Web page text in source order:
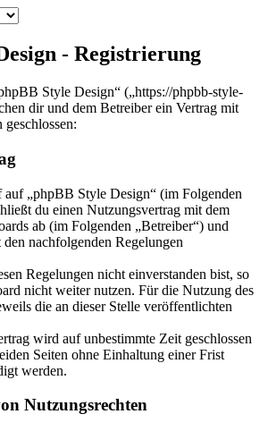
- Registrierung
Style Design“ („https://phpbb-style-
dir und dem Betreiber ein Vertrag mit
„phpBB Style Design“ (im Folgenden
du einen Nutzungsvertrag mit dem
ab (im Folgenden „Betreiber“) und
nachfolgenden Regelungen
Regelungen nicht einverstanden bist, so
nicht weiter nutzen. Für die Nutzung des
die an dieser Stelle veröffentlichten
wird auf unbestimmte Zeit geschlossen
Seiten ohne Einhaltung einer Frist
werden.
Nutzungsrechten